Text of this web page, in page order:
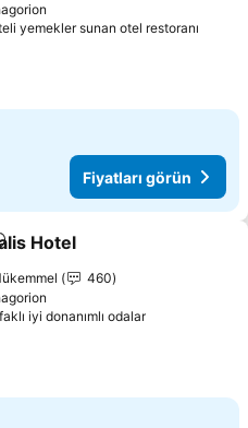
yemekler sunan otel restoranı
Fiyatları görün
ekle
Hotel
460
iyi donanımlı odalar